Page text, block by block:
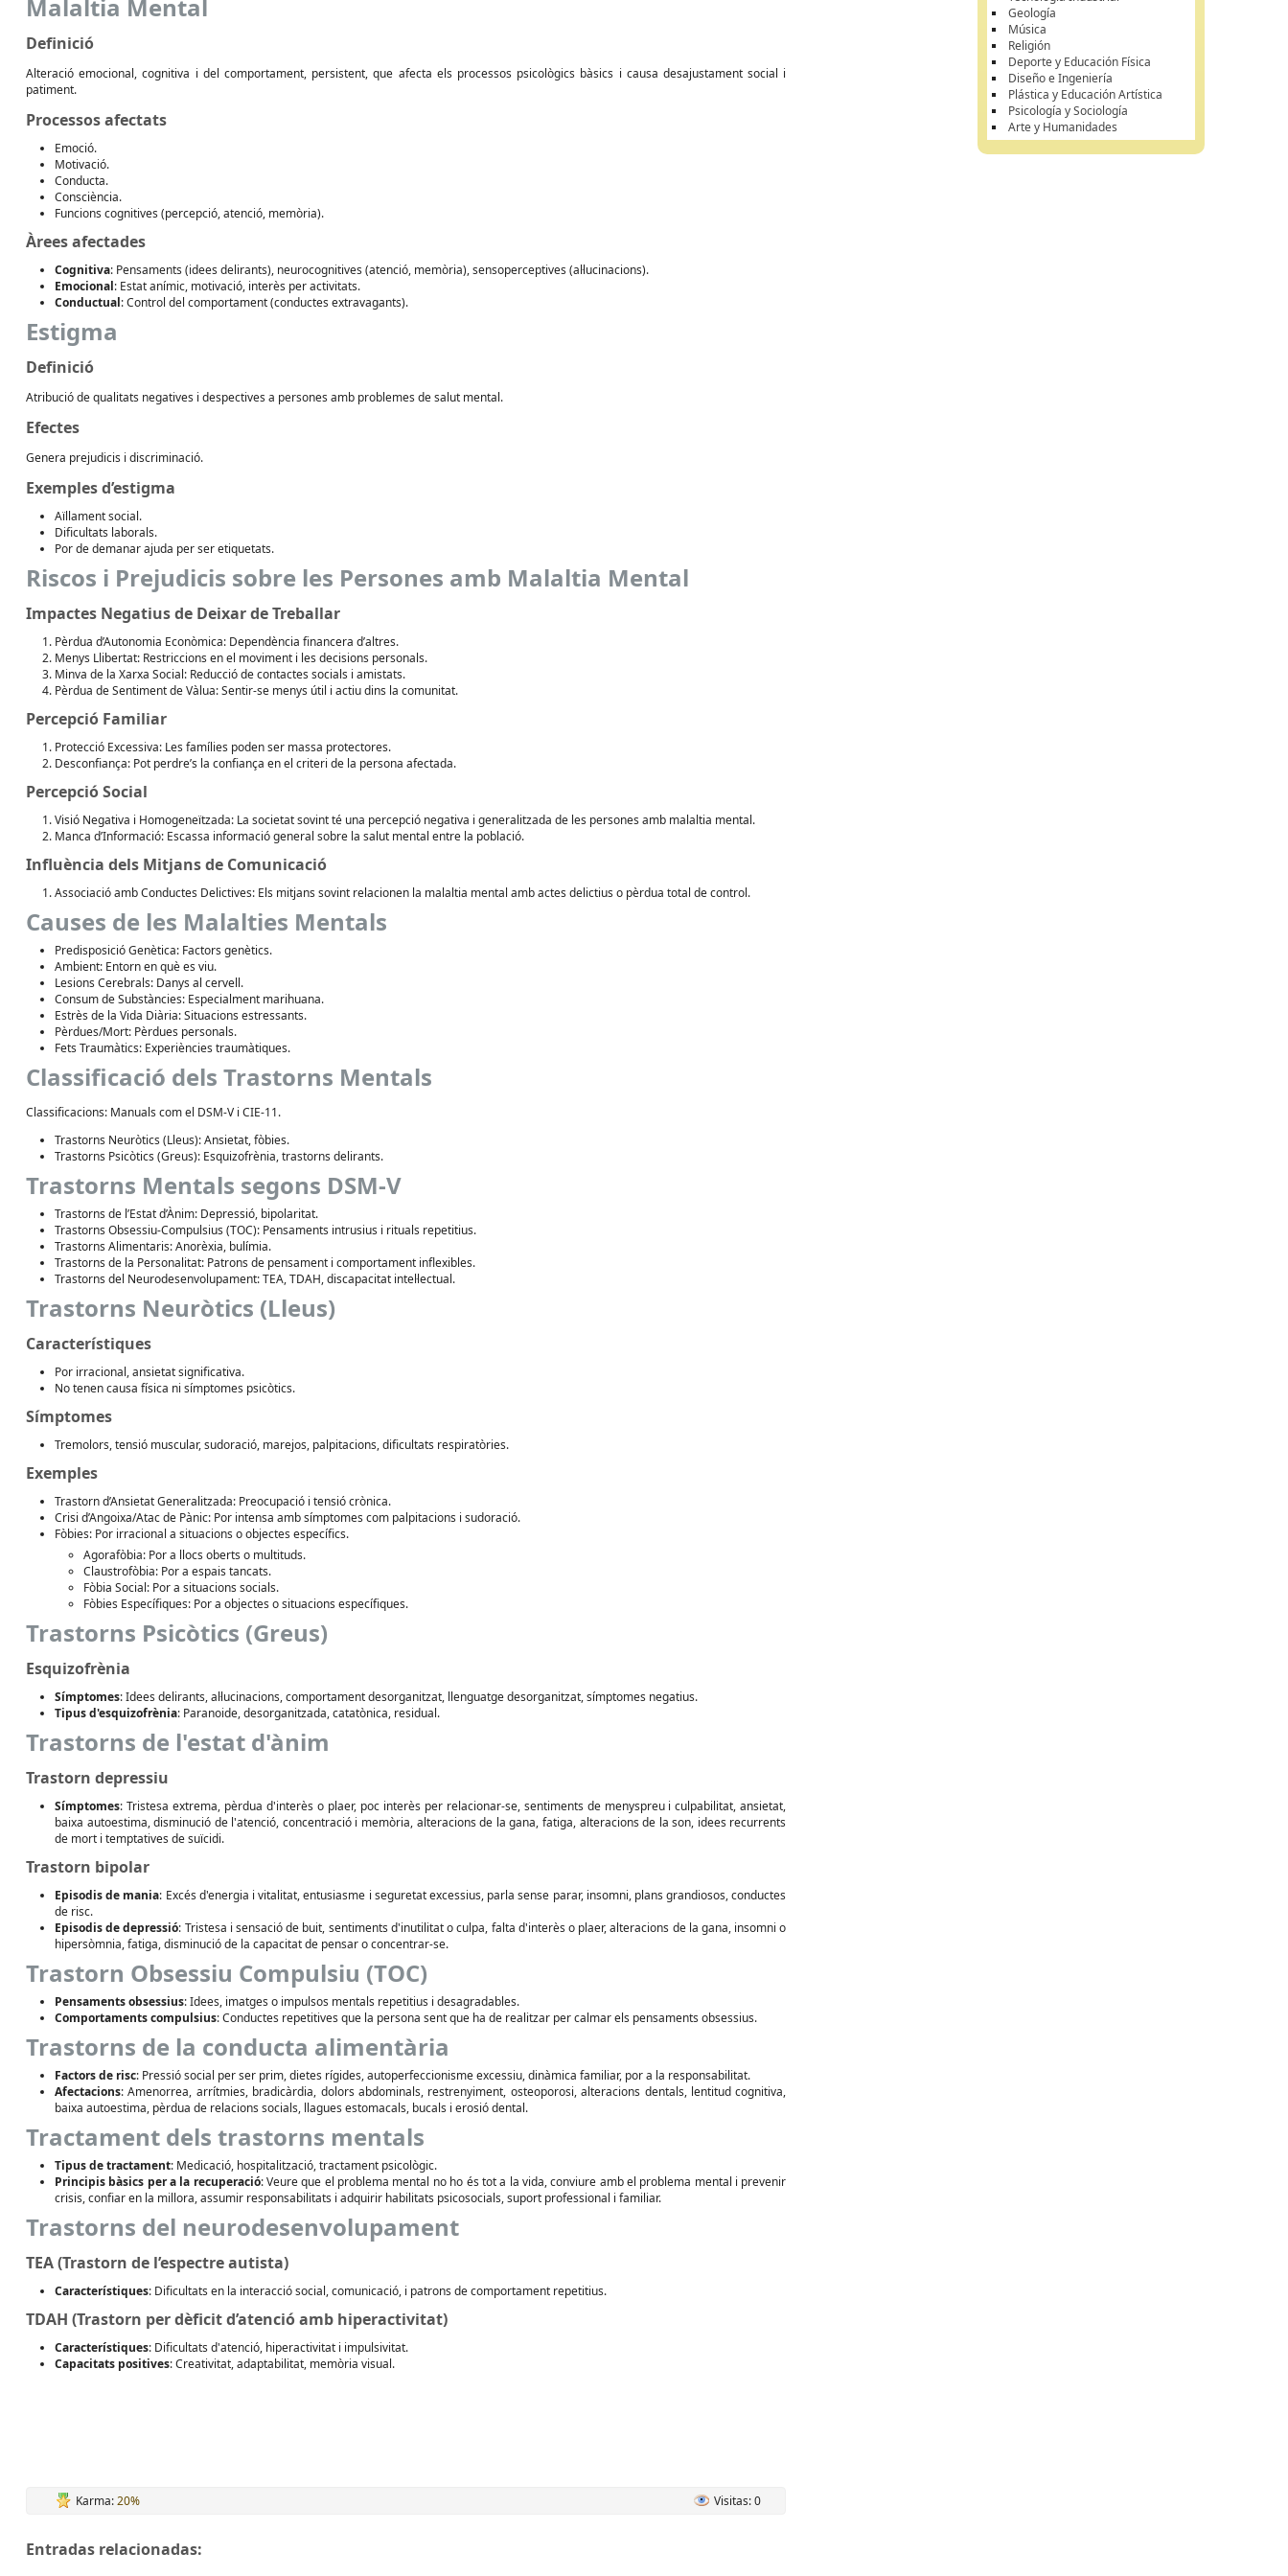
Malaltia Mental
Definició
Alteració emocional, cognitiva i del comportament, persistent, que afecta els processos psicològics bàsics i causa desajustament social i
patiment.
Processos afectats
Emoció.
Motivació.
Conducta.
Consciència.
Funcions cognitives (percepció, atenció, memòria).
Àrees afectades
Cognitiva: Pensaments (idees delirants), neurocognitives (atenció, memòria), sensoperceptives (al·lucinacions).
Emocional: Estat anímic, motivació, interès per activitats.
Conductual: Control del comportament (conductes extravagants).
Estigma
Definició
Atribució de qualitats negatives i despectives a persones amb problemes de salut mental.
Efectes
Genera prejudicis i discriminació.
Exemples d’estigma
Aïllament social.
Dificultats laborals.
Por de demanar ajuda per ser etiquetats.
Riscos i Prejudicis sobre les Persones amb Malaltia Mental
Impactes Negatius de Deixar de Treballar
Pèrdua d’Autonomia Econòmica: Dependència financera d’altres.
Menys Llibertat: Restriccions en el moviment i les decisions personals.
Minva de la Xarxa Social: Reducció de contactes socials i amistats.
Pèrdua de Sentiment de Vàlua: Sentir-se menys útil i actiu dins la comunitat.
Percepció Familiar
Protecció Excessiva: Les famílies poden ser massa protectores.
Desconfiança: Pot perdre’s la confiança en el criteri de la persona afectada.
Percepció Social
Visió Negativa i Homogeneïtzada: La societat sovint té una percepció negativa i generalitzada de les persones amb malaltia mental.
Manca d’Informació: Escassa informació general sobre la salut mental entre la població.
Influència dels Mitjans de Comunicació
Associació amb Conductes Delictives: Els mitjans sovint relacionen la malaltia mental amb actes delictius o pèrdua total de control.
Causes de les Malalties Mentals
Predisposició Genètica: Factors genètics.
Ambient: Entorn en què es viu.
Lesions Cerebrals: Danys al cervell.
Consum de Substàncies: Especialment marihuana.
Estrès de la Vida Diària: Situacions estressants.
Pèrdues/Mort: Pèrdues personals.
Fets Traumàtics: Experiències traumàtiques.
Classificació dels Trastorns Mentals
Classificacions: Manuals com el DSM-V i CIE-11.
Trastorns Neuròtics (Lleus): Ansietat, fòbies.
Trastorns Psicòtics (Greus): Esquizofrènia, trastorns delirants.
Trastorns Mentals segons DSM-V
Trastorns de l’Estat d’Ànim: Depressió, bipolaritat.
Trastorns Obsessiu-Compulsius (TOC): Pensaments intrusius i rituals repetitius.
Trastorns Alimentaris: Anorèxia, bulímia.
Trastorns de la Personalitat: Patrons de pensament i comportament inflexibles.
Trastorns del Neurodesenvolupament: TEA, TDAH, discapacitat intel·lectual.
Trastorns Neuròtics (Lleus)
Característiques
Por irracional, ansietat significativa.
No tenen causa física ni símptomes psicòtics.
Símptomes
Tremolors, tensió muscular, sudoració, marejos, palpitacions, dificultats respiratòries.
Exemples
Trastorn d’Ansietat Generalitzada: Preocupació i tensió crònica.
Crisi d’Angoixa/Atac de Pànic: Por intensa amb símptomes com palpitacions i sudoració.
Fòbies: Por irracional a situacions o objectes específics.
Agorafòbia: Por a llocs oberts o multituds.
Claustrofòbia: Por a espais tancats.
Fòbia Social: Por a situacions socials.
Fòbies Específiques: Por a objectes o situacions específiques.
Trastorns Psicòtics (Greus)
Esquizofrènia
Símptomes: Idees delirants, al·lucinacions, comportament desorganitzat, llenguatge desorganitzat, símptomes negatius.
Tipus d'esquizofrènia: Paranoide, desorganitzada, catatònica, residual.
Trastorns de l'estat d'ànim
Trastorn depressiu
Símptomes: Tristesa extrema, pèrdua d'interès o plaer, poc interès per relacionar-se, sentiments de menyspreu i culpabilitat, ansietat,
baixa autoestima, disminució de l'atenció, concentració i memòria, alteracions de la gana, fatiga, alteracions de la son, idees recurrents
de mort i temptatives de suïcidi.
Trastorn bipolar
Episodis de mania: Excés d'energia i vitalitat, entusiasme i seguretat excessius, parla sense parar, insomni, plans grandiosos, conductes
de risc.
Episodis de depressió: Tristesa i sensació de buit, sentiments d'inutilitat o culpa, falta d'interès o plaer, alteracions de la gana, insomni o
hipersòmnia, fatiga, disminució de la capacitat de pensar o concentrar-se.
Trastorn Obsessiu Compulsiu (TOC)
Pensaments obsessius: Idees, imatges o impulsos mentals repetitius i desagradables.
Comportaments compulsius: Conductes repetitives que la persona sent que ha de realitzar per calmar els pensaments obsessius.
Trastorns de la conducta alimentària
Factors de risc: Pressió social per ser prim, dietes rígides, autoperfeccionisme excessiu, dinàmica familiar, por a la responsabilitat.
Afectacions: Amenorrea, arrítmies, bradicàrdia, dolors abdominals, restrenyiment, osteoporosi, alteracions dentals, lentitud cognitiva,
baixa autoestima, pèrdua de relacions socials, llagues estomacals, bucals i erosió dental.
Tractament dels trastorns mentals
Tipus de tractament: Medicació, hospitalització, tractament psicològic.
Principis bàsics per a la recuperació: Veure que el problema mental no ho és tot a la vida, conviure amb el problema mental i prevenir
crisis, confiar en la millora, assumir responsabilitats i adquirir habilitats psicosocials, suport professional i familiar.
Trastorns del neurodesenvolupament
TEA (Trastorn de l’espectre autista)
Característiques: Dificultats en la interacció social, comunicació, i patrons de comportament repetitius.
TDAH (Trastorn per dèficit d’atenció amb hiperactivitat)
Característiques: Dificultats d'atenció, hiperactivitat i impulsivitat.
Capacitats positives: Creativitat, adaptabilitat, memòria visual.
Karma:20% Visitas: 0
Entradas relacionadas:
Geología
Música
Religión
Deporte y Educación Física
Diseño e Ingeniería
Plástica y Educación Artística
Psicología y Sociología
Arte y Humanidades